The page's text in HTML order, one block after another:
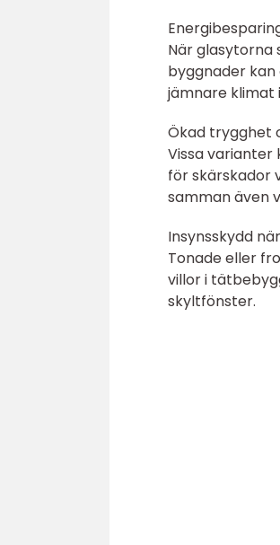
När glasytorna
byggnader
jämnare klimat
Ökad trygghet
Vissa varianter
för skärskador
samman även
Insynsskydd
Tonade eller
villor i
skyltfönster.